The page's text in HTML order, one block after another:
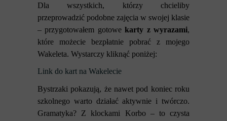
Dla wszystkich, którzy chcieliby
przeprowadzić podobne zajęcia w swojej klasie
– przygotowałem gotowekarty z wyrazami,
które możecie bezpłatnie pobrać z mojego
Wakeleta. Wystarczy kliknąć poniżej:
Link do kart na Wakelecie
Bystrzaki pokazują, że nawet pod koniec roku
szkolnego warto działać aktywnie i twórczo.
Gramatyka? Z klockami Korbo – to czysta